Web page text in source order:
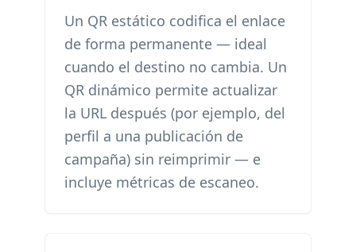
Un QR estático codifica el enlace
de forma permanente — ideal
cuando el destino no cambia. Un
QR dinámico permite actualizar
la URL después (por ejemplo, del
perfil a una publicación de
campaña) sin reimprimir — e
incluye métricas de escaneo.